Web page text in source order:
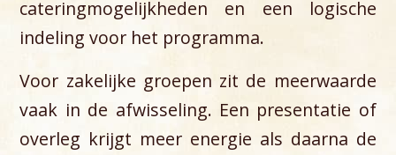
cateringmogelijkheden en een logische
indeling voor het programma.
Voor zakelijke groepen zit de meerwaarde
vaak in de afwisseling. Een presentatie of
overleg krijgt meer energie als daarna de